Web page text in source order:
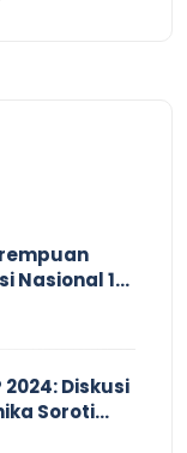
Nasional 16
dan Bebas
Diskusi
Soroti
bagi